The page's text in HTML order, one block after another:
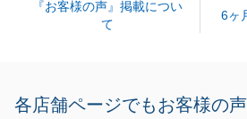
『お客様の声』掲載につい
て
6ヶ
各店舗ページでもお客様の